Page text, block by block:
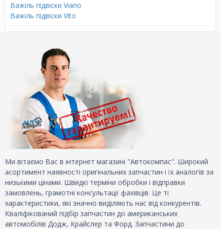
Важіль підвіски Viano
Важіль підвіски Vito
Ми вітаємо Вас в інтернет магазині "Автокомпас". Широкий
асортимент наявності оригінальних запчастин і їх аналогів за
низькими цінами. Швидкі терміни обробки і відправки
замовлень, грамотні консультації фахівців. Це ті
характеристики, які значно виділяють нас від конкурентів.
Кваліфікований підбір запчастин до американських
автомобілів Додж, Крайслер та Форд. Запчастини до